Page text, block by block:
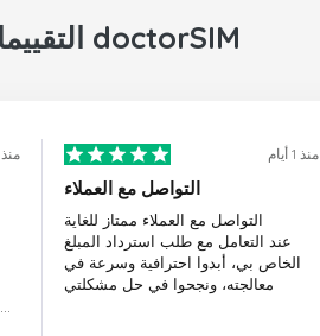
28,000 التقييمات حول doctorSIM
منذ 1 أيام منذ 1 أيام
التواصل مع العملاء
التواصل مع العملاء ممتاز للغاية
عند التعامل مع طلب استرداد المبلغ
الخاص بي، أبدوا احترافية وسرعة في
معالجته، ونجحوا في حل مشكلتي